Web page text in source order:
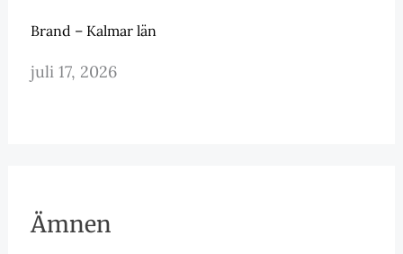
Brand – Kalmar län
juli 17, 2026
Ämnen